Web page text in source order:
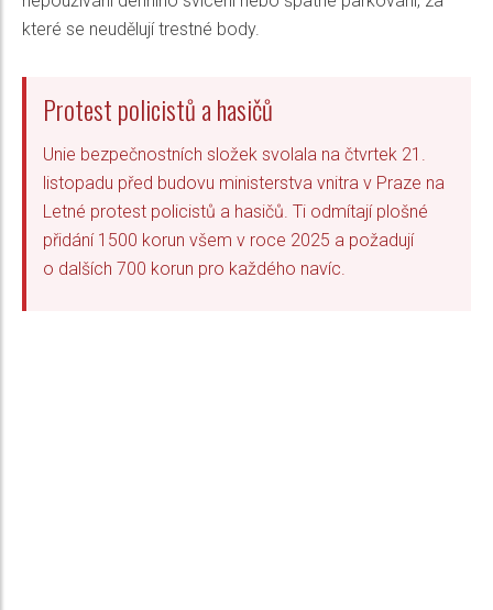
které se neudělují trestné body.
Protest policistů a hasičů
Unie bezpečnostních složek svolala na čtvrtek 21.
listopadu před budovu ministerstva vnitra v Praze na
Letné protest policistů a hasičů. Ti odmítají plošné
přidání 1500 korun všem v roce 2025 a požadují
o dalších 700 korun pro každého navíc.